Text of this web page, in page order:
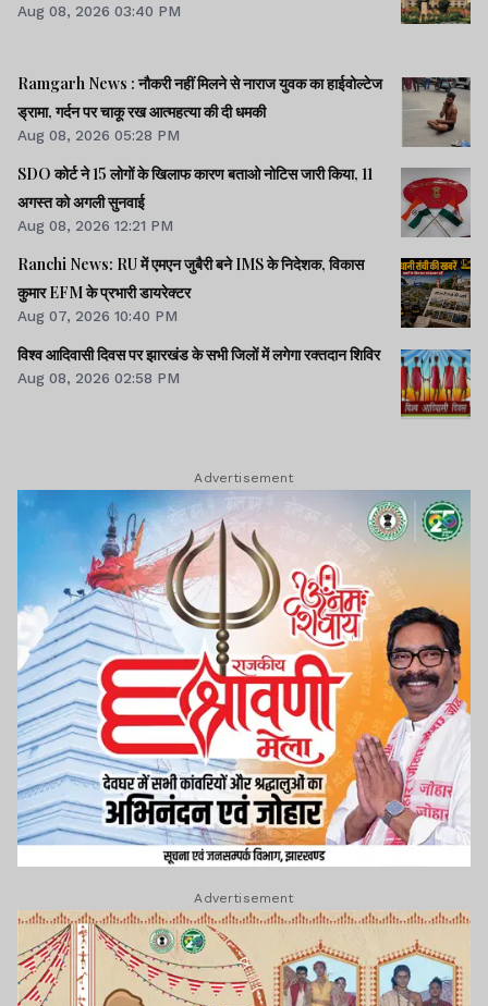
Aug 08, 2026 03:40 PM
Ramgarh News : नौकरी नहीं मिलने से नाराज युवक का हाईवोल्टेज
ड्रामा, गर्दन पर चाकू रख आत्महत्या की दी धमकी
Aug 08, 2026 05:28 PM
SDO कोर्ट ने 15 लोगों के खिलाफ कारण बताओ नोटिस जारी किया, 11
अगस्त को अगली सुनवाई
Aug 08, 2026 12:21 PM
Ranchi News: RU में एमएन जुबैरी बने IMS के निदेशक, विकास
कुमार EFM के प्रभारी डायरेक्टर
Aug 07, 2026 10:40 PM
विश्व आदिवासी दिवस पर झारखंड के सभी जिलों में लगेगा रक्तदान शिविर
Aug 08, 2026 02:58 PM
Advertisement
Advertisement